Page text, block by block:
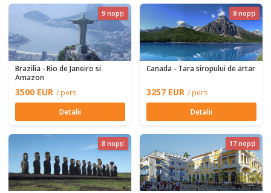
9 nopți
Brazilia - Rio de Janeiro si
Amazon
3500 EUR / pers
Detalii
8 nopți
Canada - Tara siropului de artar
3257 EUR / pers
Detalii
8 nopți 17 nopți